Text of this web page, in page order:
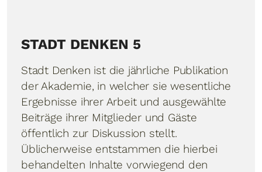
STADT DENKEN 5
Stadt Denken ist die jährliche Publikation
der Akademie, in welcher sie wesentliche
Ergebnisse ihrer Arbeit und ausgewählte
Beiträge ihrer Mitglieder und Gäste
öffentlich zur Diskussion stellt.
Üblicherweise entstammen die hierbei
behandelten Inhalte vorwiegend den